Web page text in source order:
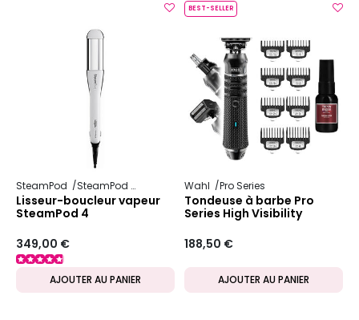
SteamPod SteamPod 4
Lisseur-boucleur vapeur
SteamPod 4
349,00 €
AJOUTER AU PANIER
BEST-SELLER
Wahl Pro Series
Tondeuse à barbe Pro
Series High Visibility
188,50 €
AJOUTER AU PANIER